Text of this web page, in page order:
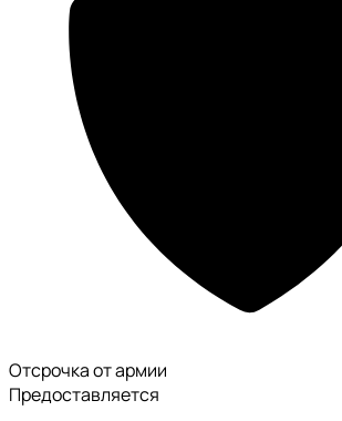
Отсрочка от армии
Предоставляется